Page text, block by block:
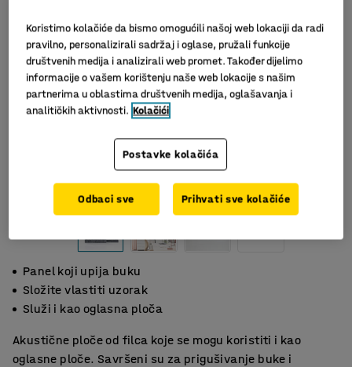
Panel koji upija buku
Složite vlastiti uzorak
Služi i kao oglasna ploča
Akustične ploče od filca koje se mogu koristiti i kao
oglasne ploče. Savršeni su za prigušivanje buke i
Koristimo kolačiće da bismo omogućili našoj web lokaciji da radi
pravilno, personalizirali sadržaj i oglase, pružali funkcije
društvenih medija i analizirali web promet. Također dijelimo
informacije o vašem korištenju naše web lokacije s našim
partnerima u oblastima društvenih medija, oglašavanja i
analitičkih aktivnosti. Kolačići
Postavke kolačića
Odbaci sve Prihvati sve kolačiće